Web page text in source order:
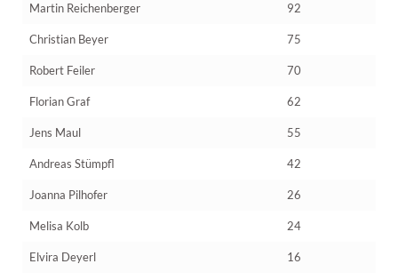
Martin Reichenberger 92
Christian Beyer 75
Robert Feiler 70
Florian Graf 62
Jens Maul 55
Andreas Stümpfl 42
Joanna Pilhofer 26
Melisa Kolb 24
Elvira Deyerl 16